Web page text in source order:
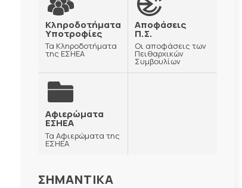
Κληροδοτήματα
Υποτροφίες
Τα Κληροδοτήματα
της ΕΣΗΕΑ
Αποφάσεις
Π.Σ.
Οι αποφάσεις των
Πειθαρχικών
Συμβουλίων
Αφιερώματα
ΕΣΗΕΑ
Τα Αφιερώματα της
ΕΣΗΕΑ
ΣΗΜΑΝΤΙΚΑ